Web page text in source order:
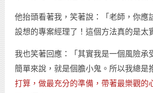
他抬頭看著我，笑著說：「老師，你應
設想的專案經理了！這個方法真的是太
我也笑著回應：「其實我是一個風險承
簡單來說，就是個膽小鬼。所以我總是
打算，做最充分的準備，帶著最樂觀的